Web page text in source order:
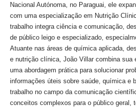
Nacional Autónoma, no Paraguai, ele
com uma especialização em Nutrição
trabalho integra ciência e comunicação,
de público leigo e especializado,
Atuante nas áreas de química aplicada,
e nutrição clínica, João Villar combina sua
uma abordagem prática para solucionar
informações úteis sobre saúde, química e
trabalho no campo da comunicação
conceitos complexos para o público geral,